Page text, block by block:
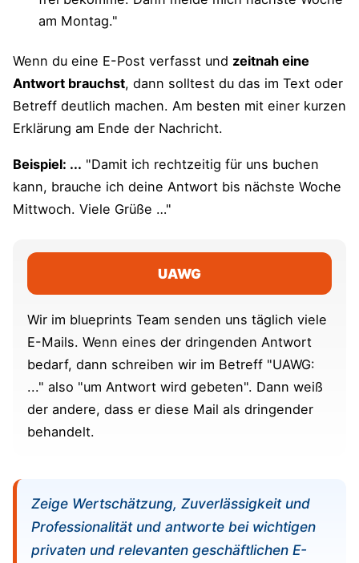
am Montag."
Wenn du eine E-Post verfasst und zeitnah eine
Antwort brauchst, dann solltest du das im Text oder
Betreff deutlich machen. Am besten mit einer kurzen
Erklärung am Ende der Nachricht.
Beispiel: ... "Damit ich rechtzeitig für uns buchen
kann, brauche ich deine Antwort bis nächste Woche
Mittwoch. Viele Grüße …"
UAWG
Wir im blueprints Team senden uns täglich viele
E-Mails. Wenn eines der dringenden Antwort
bedarf, dann schreiben wir im Betreff "UAWG:
..." also "um Antwort wird gebeten". Dann weiß
der andere, dass er diese Mail als dringender
behandelt.
Zeige Wertschätzung, Zuverlässigkeit und
Professionalität und antworte bei wichtigen
privaten und relevanten geschäftlichen E-